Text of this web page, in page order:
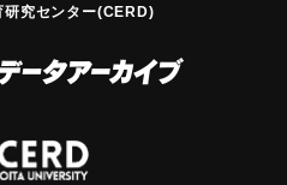
研究センター(CERD)